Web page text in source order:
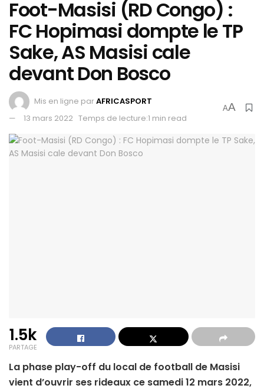
Foot-Masisi (RD Congo) :
FC Hopimasi dompte le TP
Sake, AS Masisi cale
devant Don Bosco
Mis en ligne parAFRICASPORT
13 mars 2022 Temps de lecture:1 min read
AA
1.5k
PARTAGE
La phase play-off du local de football de Masisi
vient d’ouvrir ses rideaux ce samedi 12 mars 2022,